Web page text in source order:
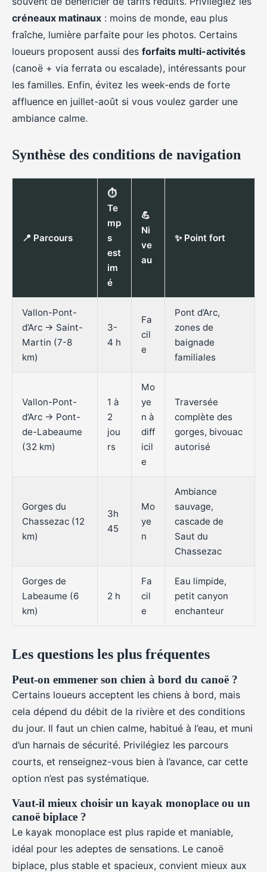
créneaux matinaux : moins de monde, eau plus
fraîche, lumière parfaite pour les photos. Certains
loueurs proposent aussi des forfaits multi-activités
(canoë + via ferrata ou escalade), intéressants pour
les familles. Enfin, évitez les week-ends de forte
affluence en juillet-août si vous voulez garder une
ambiance calme.
Synthèse des conditions de navigation
📍 Parcours
⏱️
Te
mp
s
est
im
é
💪
Ni
ve
au
✨ Point fort
Vallon-Pont-
d’Arc → Saint-
Martin (7-8
km)
3-
4 h
Fa
cil
e
Pont d’Arc,
zones de
baignade
familiales
Vallon-Pont-
d’Arc → Pont-
de-Labeaume
(32 km)
1 à
2
jou
rs
Mo
ye
n à
diff
icil
e
Traversée
complète des
gorges, bivouac
autorisé
Gorges du
Chassezac (12
km)
3h
45
Mo
ye
n
Ambiance
sauvage,
cascade de
Saut du
Chassezac
Gorges de
Labeaume (6
km)
2 h
Fa
cil
e
Eau limpide,
petit canyon
enchanteur
Les questions les plus fréquentes
Peut-on emmener son chien à bord du canoë ?
Certains loueurs acceptent les chiens à bord, mais
cela dépend du débit de la rivière et des conditions
du jour. Il faut un chien calme, habitué à l’eau, et muni
d’un harnais de sécurité. Privilégiez les parcours
courts, et renseignez-vous bien à l’avance, car cette
option n’est pas systématique.
Vaut-il mieux choisir un kayak monoplace ou un
canoë biplace ?
Le kayak monoplace est plus rapide et maniable,
idéal pour les adeptes de sensations. Le canoë
biplace, plus stable et spacieux, convient mieux aux